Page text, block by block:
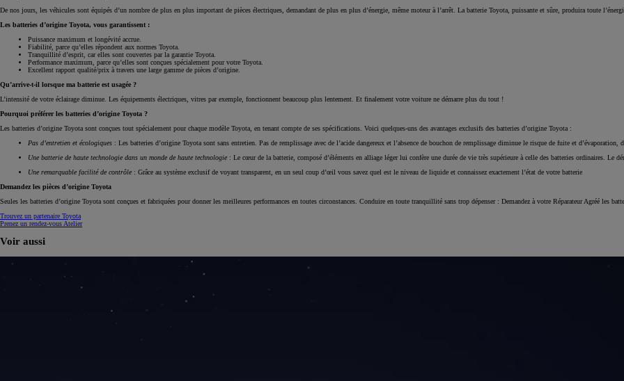
De nos jours, les véhicules sont équipés d’un nombre de plus en plus important de pièces électriques, demandant de plus en plus d’énergie, même moteur à l’arrêt. La batterie Toyota, puissante et sûre, produira toute
Les batteries d’origine Toyota, vous garantissent :
Puissance maximum et longévité accrue.
Fiabilité, parce qu’elles répondent aux normes Toyota.
Tranquillité d’esprit, car elles sont couvertes par la garantie Toyota.
Performance maximum, parce qu’elles sont conçues spécialement pour votre Toyota.
Excellent rapport qualité/prix à travers une large gamme de pièces d’origine.
Qu’arrive-t-il lorsque ma batterie est usagée ?
L’intensité de votre éclairage diminue. Les équipements électriques, vitres par exemple, fonctionnent beaucoup plus lentement. Et finalement votre voiture ne démarre plus du tout !
Pourquoi préférer les batteries d’origine Toyota ?
Les batteries d’origine Toyota sont conçues tout spécialement pour chaque modèle Toyota, en tenant compte de ses spécifications. Voici quelques-uns des avantages exclusifs des batteries d’origine Toyota :
Pas d’entretien et écologiques : Les batteries d’origine Toyota sont sans entretien. Pas de remplissage avec de l’acide dangereux et l’absence de bouchon de remplissage diminue le risque de fuite et d’évaporation,
Une batterie de haute technologie dans un monde de haute technologie : Le cœur de la batterie, composé d’éléments en alliage léger lui confère une durée de vie très supérieure à celle des batteries ordinaires. Le
Une remarquable facilité de contrôle : Grâce au système exclusif de voyant transparent, en un seul coup d’œil vous savez quel est le niveau de liquide et connaissez exactement l’état de votre batterie
Demandez les pièces d’origine Toyota
Seules les batteries d’origine Toyota sont conçues et fabriquées pour donner les meilleures performances en toutes circonstances. Conduire en toute tranquillité sans trop dépenser : Demandez à votre Réparateur Agréé les
Trouvez un partenaire Toyota
Prenez un rendez-vous Atelier
Voir aussi